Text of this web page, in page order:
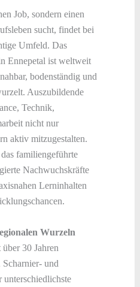
Job, sondern einen
sucht, findet bei
Umfeld. Das
Ennepetal ist weltweit
bodenständig und
Auszubildende
Technik,
nicht nur
aktiv mitzugestalten.
familiengeführte
Nachwuchskräfte
Lerninhalten
Wurzeln
30 Jahren
und